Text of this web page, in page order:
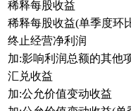
稀释每股收益
稀释每股收益(单季度环
终止经营净利润
加:影响利润总额的其他
汇兑收益
加:公允价值变动收益